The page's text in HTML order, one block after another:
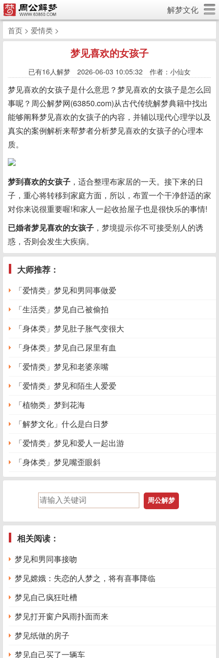
解梦文化
首页 > 爱情类 >
梦见喜欢的女孩子
已有16人解梦 2026-06-03 10:05:32 作者：小仙女
梦见喜欢的女孩子是什么意思？梦见喜欢的女孩子是怎么回
事呢？周公解梦网(63850.com)从古代传统解梦典籍中找出
能够阐释梦见喜欢的女孩子的内容，并辅以现代心理学以及
真实的案例解析来帮梦者分析梦见喜欢的女孩子的心理本
质。
梦到喜欢的女孩子 ，适合整理布家居的一天。接下来的日
子，重心将转移到家庭方面，所以，布置一个干净舒适的家
对你来说很重要喔!和家人一起收拾屋子也是很快乐的事情!
已婚者梦见喜欢的女孩子 ，梦境提示你不可接受别人的诱
惑，否则会发生大疾病。
大师推荐：
「爱情类」梦见和男同事做爱
「生活类」梦见自己被偷拍
「身体类」梦见肚子胀气变很大
「身体类」梦见自己尿里有血
「爱情类」梦见和老婆亲嘴
「爱情类」梦见和陌生人爱爱
「植物类」梦到花海
「解梦文化」什么是白日梦
「爱情类」梦见和爱人一起出游
「身体类」梦见嘴歪眼斜
相关阅读：
梦见和男同事接吻
梦见嫦娥：失恋的人梦之，将有喜事降临
梦见自己疯狂吐槽
梦见打开窗户风雨扑面而来
梦见纸做的房子
梦见自己买了一辆车